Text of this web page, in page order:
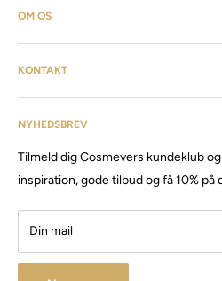
OM OS
Cosmevers er et kosmetisk univers.
finde alt fra frisørartikler,
inventar & listen fortsætter.
har siden da solgt produkter og
Besøg vores store butik / showroom i
NYHEDSBREV
Tilmeld dig Cosmevers kundeklub
inspiration, gode tilbud og få 10% på
Din mail
KONTAKT
Kundeservice: tlf:26 20 40 76
CVR: 41 50 56 21